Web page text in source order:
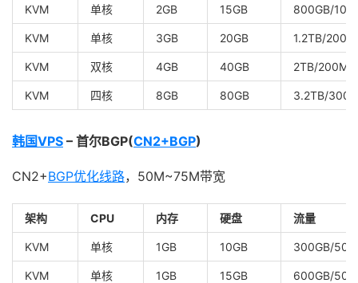
KVM 单核 2GB 15GB 800GB/
KVM 单核 3GB 20GB 1.2TB/
KVM 双核 4GB 40GB 2TB/
KVM 四核 8GB 80GB 3.2TB/
韩国VPS – 首尔BGP(CN2+BGP)
CN2+BGP优化线路，50M~75M带宽
架构 CPU 内存 硬盘 流量
KVM 单核 1GB 10GB 300GB/
KVM 单核 1GB 15GB 600GB/